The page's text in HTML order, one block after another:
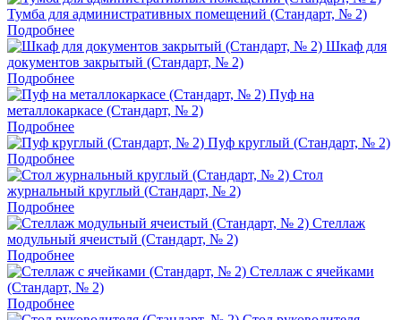
Тумба для административных помещений (Стандарт, № 2)
Подробнее
Шкаф для
документов закрытый (Стандарт, № 2)
Подробнее
Пуф на
металлокаркасе (Стандарт, № 2)
Подробнее
Пуф круглый (Стандарт, № 2)
Подробнее
Стол
журнальный круглый (Стандарт, № 2)
Подробнее
Стеллаж
модульный ячеистый (Стандарт, № 2)
Подробнее
Стеллаж с ячейками
(Стандарт, № 2)
Подробнее